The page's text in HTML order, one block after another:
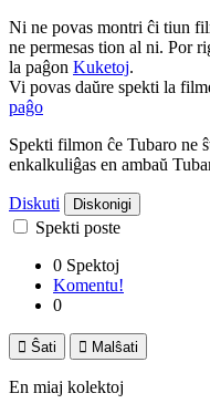
Ni ne povas montri ĉi tiun
ne permesas tion al ni. Por
la paĝon Kuketoj.
Vi povas daŭre spekti la
paĝo
Spekti filmon ĉe Tubaro ne
enkalkuliĝas en ambaŭ
Diskuti Diskonigi
Spekti poste
0 Spektoj
Komentu!
0
 Ŝati  Malŝati
En miaj kolektoj